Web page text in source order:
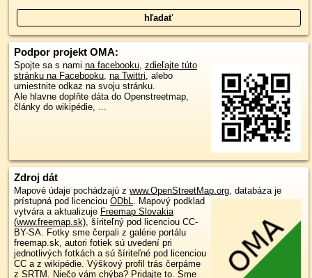
Podpor projekt OMA:
Spojte sa s nami na facebooku, zdieľajte túto
stránku na Facebooku, na Twittri, alebo
umiestnite odkaz na svoju stránku.
Ale hlavne doplňte dáta do Openstreetmap,
články do wikipédie, ...
Zdroj dát
Mapové údaje pochádzajú z www.OpenStreetMap.org, databáza je
prístupná pod licenciou ODbL. Mapový podklad
vytvára a aktualizuje Freemap Slovakia
(www.freemap.sk), šíriteľný pod licenciou CC-
BY-SA. Fotky sme čerpali z galérie portálu
freemap.sk, autori fotiek sú uvedení pri
jednotlivých fotkách a sú šíriteľné pod licenciou
CC a z wikipédie. Výškový profil trás čerpáme
z SRTM . Niečo vám chýba? Pridajte to. Sme